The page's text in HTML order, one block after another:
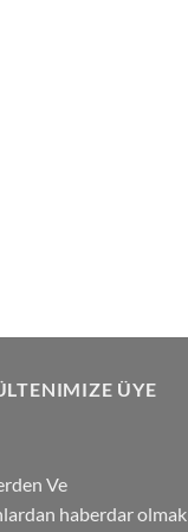
ÜYE
Ve
haberdar olmak